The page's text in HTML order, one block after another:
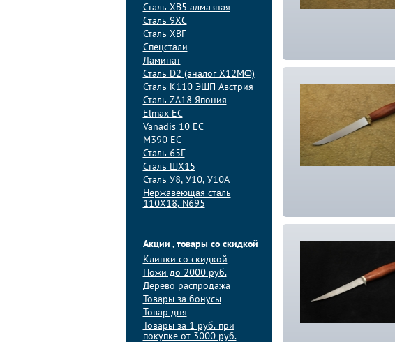
Сталь ХВ5 алмазная
Сталь 9ХС
Сталь ХВГ
Спецстали
Ламинат
Сталь D2 (аналог Х12МФ)
Сталь K110 ЭШП Австрия
Сталь ZA18 Япония
Elmax ЕС
Vanadis 10 ЕС
M390 ЕС
Сталь 65Г
Сталь ШХ15
Сталь У8, У10, У10А
Нержавеющая сталь
110Х18, N695
Акции , товары со скидкой
Клинки со скидкой
Ножи до 2000 руб.
Дерево распродажа
Товары за бонусы
Товар дня
Товары за 1 руб. при
покупке от 3000 руб.